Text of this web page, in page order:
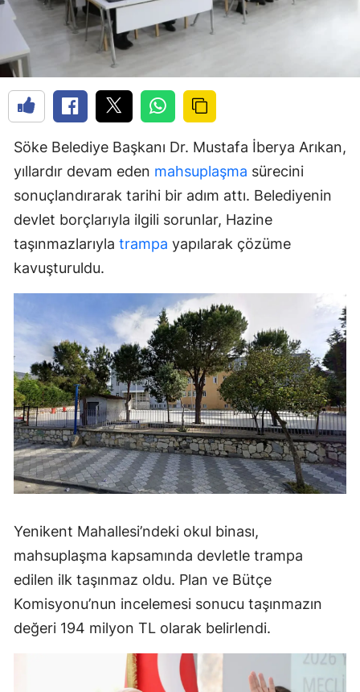
Söke Belediye Başkanı Dr. Mustafa İberya Arıkan,
yıllardır devam eden mahsuplaşma sürecini
sonuçlandırarak tarihi bir adım attı. Belediyenin
devlet borçlarıyla ilgili sorunlar, Hazine
taşınmazlarıyla trampa yapılarak çözüme
kavuşturuldu.
Yenikent Mahallesi’ndeki okul binası,
mahsuplaşma kapsamında devletle trampa
edilen ilk taşınmaz oldu. Plan ve Bütçe
Komisyonu’nun incelemesi sonucu taşınmazın
değeri 194 milyon TL olarak belirlendi.